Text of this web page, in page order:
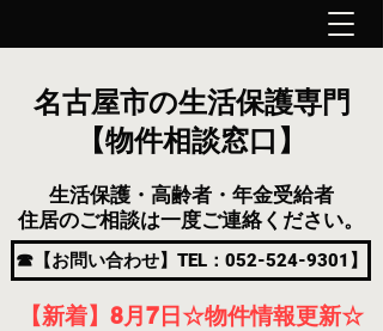
名古屋市の生活保護専門
【物件相談窓口】
生活保護・高齢者・年金受給者
住居のご相談は一度ご連絡ください。
☎【お問い合わせ】TEL：052-524-9301】
【新着】8月7 日 ☆物件情報更新☆